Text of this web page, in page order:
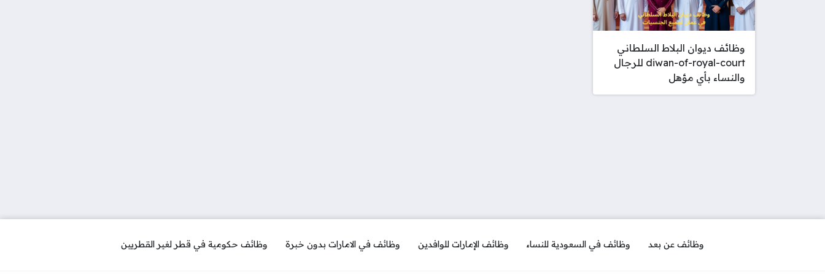
وظائف ديوان البلاط السلطاني
diwan-of-royal-court للرجال
والنساء بأي مؤهل
وظائف عن بعد وظائف في السعودية للنساء وظائف الإمارات للوافدين وظائف في الامارات بدون خبرة وظائف حكومية في قطر لغير القطريين